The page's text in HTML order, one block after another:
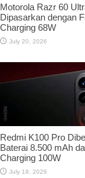
Motorola Razr 60
Dipasarkan dengan
Charging 68W
July 20, 2026
Redmi K100 Pro
Baterai 8.500 mAh
Charging 100W
July 19, 2026